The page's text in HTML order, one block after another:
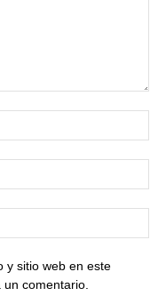
y sitio web en este
comentario.